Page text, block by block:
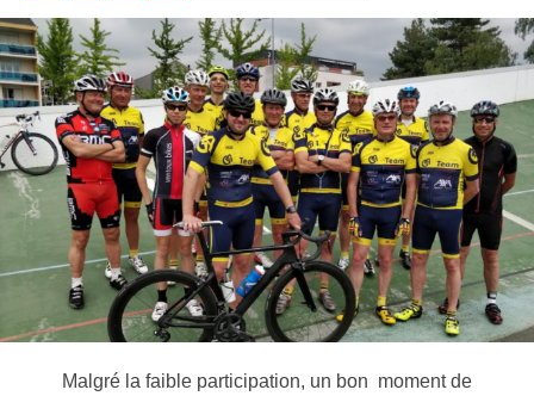
Malgré la faible participation, un bon moment de